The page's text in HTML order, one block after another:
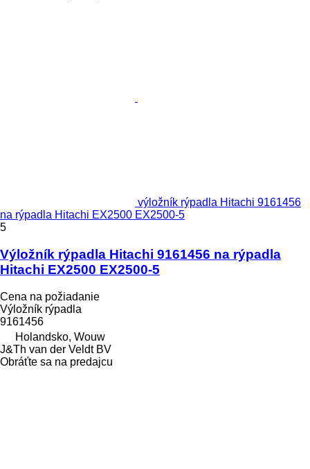
výložník rýpadla Hitachi 9161456
na rýpadla Hitachi EX2500 EX2500-5
5
Výložník rýpadla Hitachi 9161456 na rýpadla
Hitachi EX2500 EX2500-5
Cena na požiadanie
Výložník rýpadla
9161456
Holandsko, Wouw
J&Th van der Veldt BV
Obráťte sa na predajcu